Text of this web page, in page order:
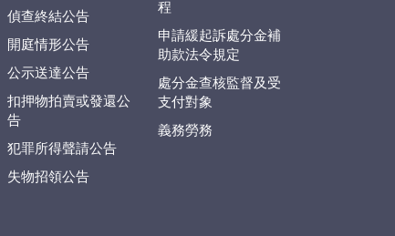
偵查終結公告
開庭情形公告
公示送達公告
扣押物拍賣或發還公
告
犯罪所得聲請公告
失物招領公告
程
申請緩起訴處分金補
助款法令規定
處分金查核監督及受
支付對象
義務勞務